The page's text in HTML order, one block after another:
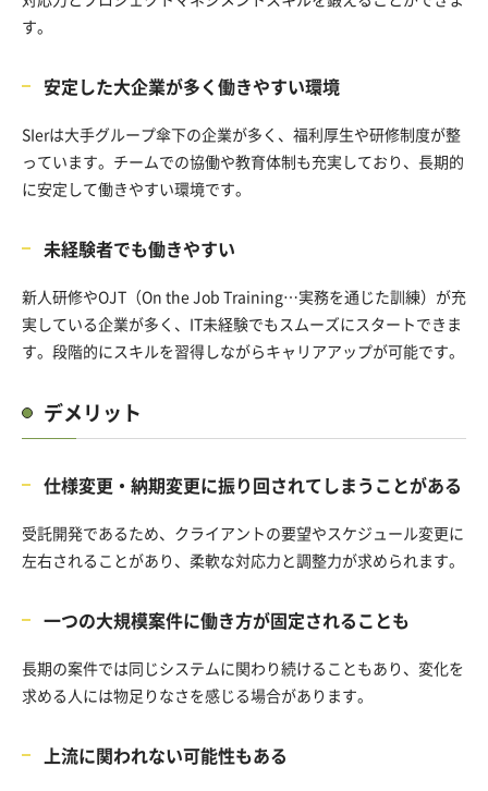
す。
安定した大企業が多く働きやすい環境
SIerは大手グループ傘下の企業が多く、福利厚生や研修制度が整
っています。チームでの協働や教育体制も充実しており、長期的
に安定して働きやすい環境です。
未経験者でも働きやすい
新人研修やOJT（On the Job Training…実務を通じた訓練）が充
実している企業が多く、IT未経験でもスムーズにスタートできま
す。段階的にスキルを習得しながらキャリアアップが可能です。
デメリット
仕様変更・納期変更に振り回されてしまうことがある
受託開発であるため、クライアントの要望やスケジュール変更に
左右されることがあり、柔軟な対応力と調整力が求められます。
一つの大規模案件に働き方が固定されることも
長期の案件では同じシステムに関わり続けることもあり、変化を
求める人には物足りなさを感じる場合があります。
上流に関われない可能性もある